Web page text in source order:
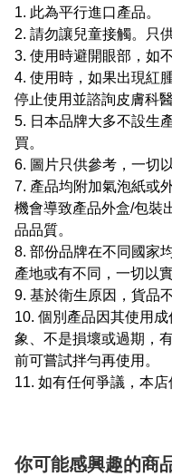
1. 此為平行進口產品。
2. 請勿讓兒童接觸。只
3. 使用時避開眼部，如
4. 使用時，如果出現紅
停止使用並諮詢皮膚科醫
5. 日本品牌大多不設生
買。
6. 圖片只供參考，一切
7. 產品均附加氣泡紙或
機會導致產品外盒/包裝
品品質。
8. 部份品牌在不同國家
產地或有不同，一切以實
9. 基於衛生原因，貨品
10. 個別產品因其使用
象、不是損壞或過期，
前可嘗試拌勻再使用。
11. 如有任何爭議，本店
你可能感興趣的商